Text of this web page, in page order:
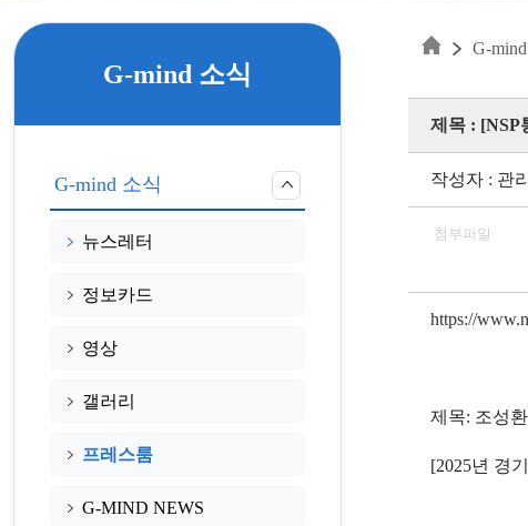
G-mind 소식
G-mind 소식
뉴스레터
정보카드
영상
갤러리
프레스룸
G-MIND NEWS
G-
제목 : [NSP
작성자 : 관
첨부파일
https://
제목: 조성
[2025년 경